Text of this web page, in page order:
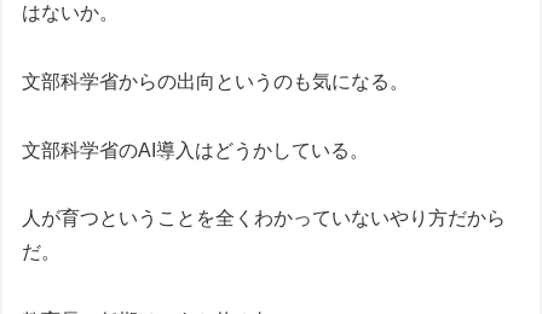
はないか。
文部科学省からの出向というのも気になる。
文部科学省のAI導入はどうかしている。
人が育つということを全くわかっていないやり方だから
だ。